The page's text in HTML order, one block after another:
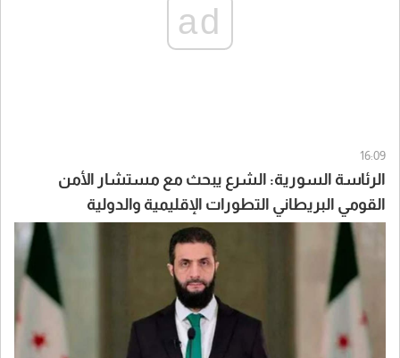
ad
16:09
الرئاسة السورية: الشرع يبحث مع مستشار الأمن
القومي البريطاني التطورات الإقليمية والدولية